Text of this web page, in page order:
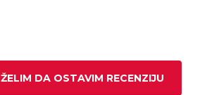
ŽELIM DA OSTAVIM RECENZIJU